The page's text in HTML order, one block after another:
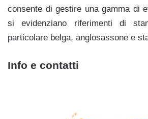
consente di gestire una gamma di
si evidenziano riferimenti di
particolare belga, anglosassone e
Info e contatti